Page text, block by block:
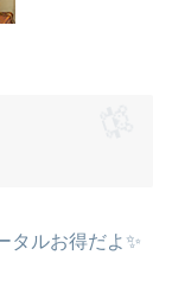
タルお得だよ✨